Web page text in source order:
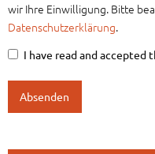
wir Ihre Einwilligung. Bitte
Datenschutzerklärung.
I have read and accepted